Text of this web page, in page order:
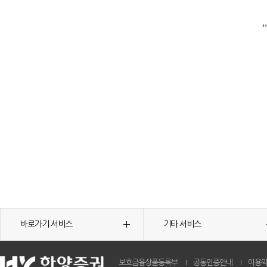
바로가기 서비스 기타 서비스
보호금융상품등록부 공동인증안내 이용